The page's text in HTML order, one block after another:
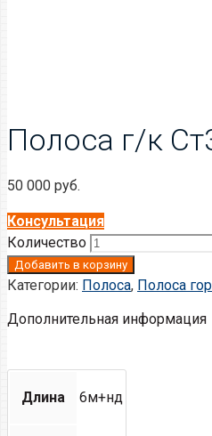
Полоса г/к
50 000 руб.
Консультация
Количество
Добавить в корзину
Категории: Полоса, Полоса
Дополнительная информация
Длина 6м+нд